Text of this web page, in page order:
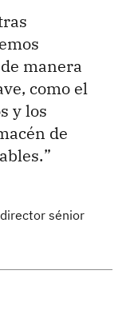
manera
como el
y los
de
sénior